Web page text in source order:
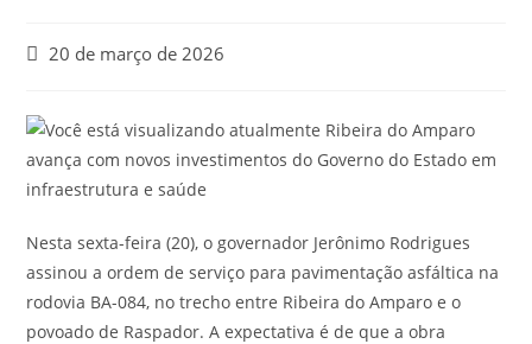
20 de março de 2026
Nesta sexta-feira (20), o governador Jerônimo Rodrigues
assinou a ordem de serviço para pavimentação asfáltica na
rodovia BA-084, no trecho entre Ribeira do Amparo e o
povoado de Raspador. A expectativa é de que a obra